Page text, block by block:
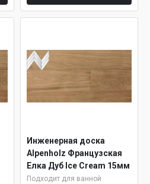
Инженерная доска
Alpenholz Французская
Елка Дуб Ice Cream 15мм
Подходит для ванной